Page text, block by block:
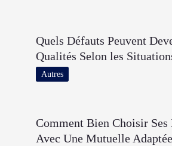
Quels Défauts Peuvent
Qualités Selon les
Autres
Comment Bien Choisir Ses
Avec Une Mutuelle Adaptée